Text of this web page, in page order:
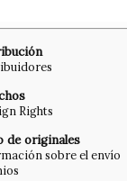
Rights
de originales
sobre el envío